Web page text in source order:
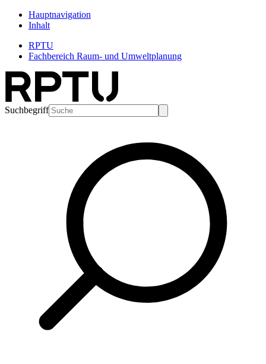
Hauptnavigation
Inhalt
RPTU
Fachbereich Raum- und Umweltplanung
Suchbegriff